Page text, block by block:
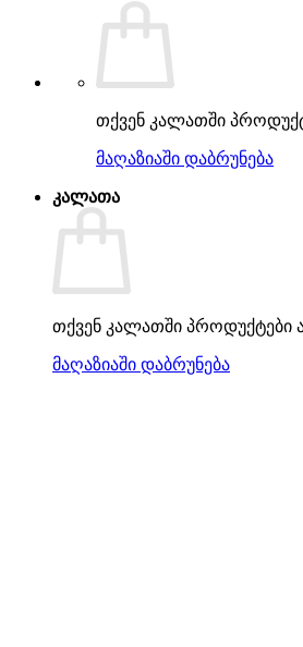
თქვენ კალათში
მაღაზიაში დაბრუნება
კალათა
თქვენ კალათში პროდუქტები
მაღაზიაში დაბრუნება